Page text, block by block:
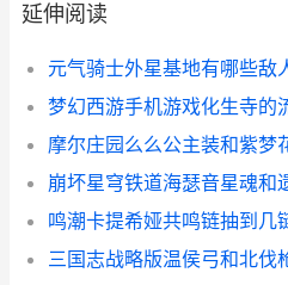
延伸阅读
元气骑士外星基地有哪些敌
鸣潮卡提希娅共鸣链抽到几